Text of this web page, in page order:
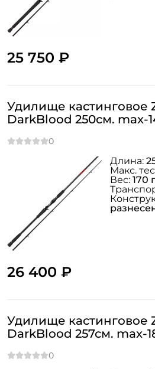
25 750 ₽
Удилище кастинговое
DarkBlood 250см. max-
26 400 ₽
Длина:
Макс.
Вес: 170
Удилище кастинговое
DarkBlood 257см. max-